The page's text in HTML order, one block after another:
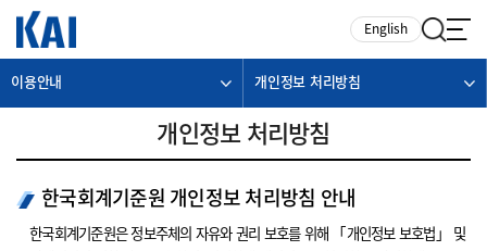
English
이용안내 개인정보 처리방침
개인정보 처리방침
한국회계기준원 개인정보 처리방침 안내
한국회계기준원은 정보주체의 자유와 권리 보호를 위해 「개인정보 보호법」 및